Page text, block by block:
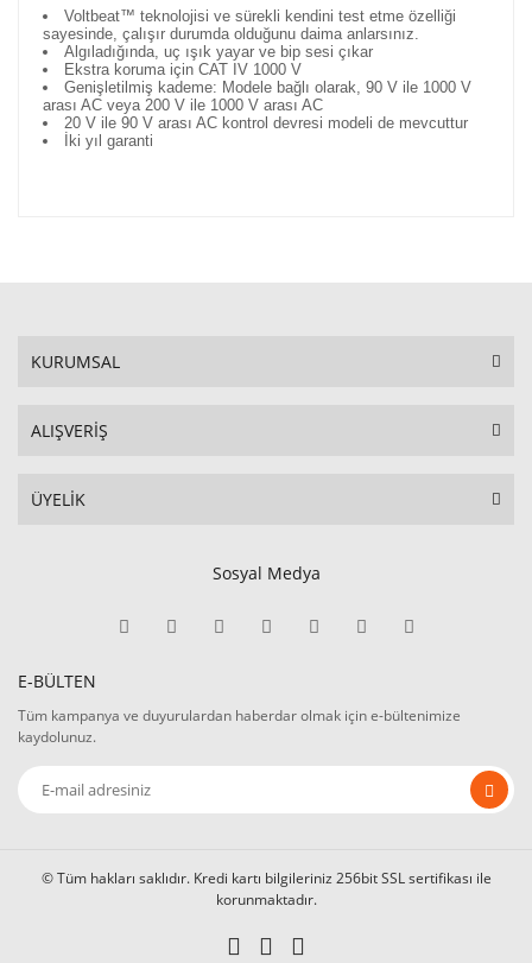
Voltbeat™ teknolojisi ve sürekli kendini test etme özelliği
sayesinde, çalışır durumda olduğunu daima anlarsınız.
Algıladığında, uç ışık yayar ve bip sesi çıkar
Ekstra koruma için CAT IV 1000 V
Genişletilmiş kademe: Modele bağlı olarak, 90 V ile 1000 V
arası AC veya 200 V ile 1000 V arası AC
20 V ile 90 V arası AC kontrol devresi modeli de mevcuttur
İki yıl garanti
KURUMSAL
ALIŞVERİŞ
ÜYELİK
Sosyal Medya
E-BÜLTEN
Tüm kampanya ve duyurulardan haberdar olmak için e-bültenimize
kaydolunuz.
© Tüm hakları saklıdır. Kredi kartı bilgileriniz 256bit SSL sertifikası ile
korunmaktadır.